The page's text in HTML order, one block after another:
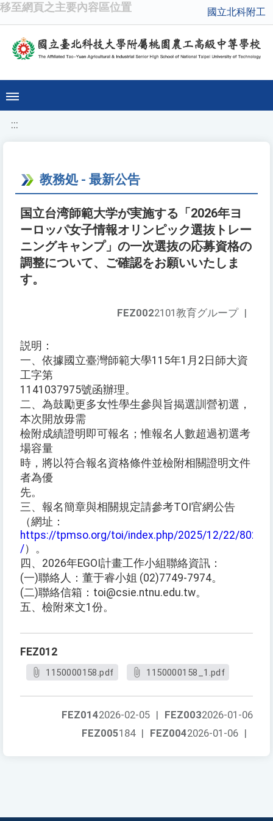
移至網頁之主要內容區位置 國立北科附工
:::
教務処 - 最新公告
国立台湾師範大学が実施する「2026年ヨ
ーロッパ女子情報オリンピック選抜トレー
ニングキャンプ」の一次選抜の応募資格の
調整について、ご確認をお願いいたしま
す。
FEZ0022101教育グループ |
説明：
一、依據國立臺灣師範大學115年1月2日師大資
工字第
1141037975號函辦理。
二、為鼓勵更多女性學生參與旨揭選訓營初選，
本次開放毋需
檢附成績證明即可報名；惟報名人數超過初選考
場容量
時，將以符合報名資格條件並檢附相關證明文件
者為優
先。
三、報名簡章與相關規定請參考TOI官網公告
（網址：
https://tpmso.org/toi/index.php/2025/12/22/8022
/）。
四、2026年EGOI計畫工作小組聯絡資訊：
(一)聯絡人：董于睿小姐 (02)7749-7974。
(二)聯絡信箱：toi@csie.ntnu.edu.tw。
五、檢附來文1份。
FEZ012
1150000158.pdf 1150000158_1.pdf
FEZ0032026-01-06
FEZ0142026-02-05 |
FEZ0042026-01-06 |
FEZ005184 |